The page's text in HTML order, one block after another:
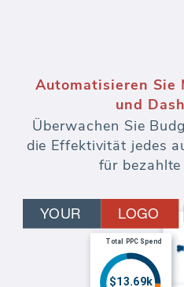
Automatisieren Sie
und
Überwachen Sie
die Effektivität jedes
für